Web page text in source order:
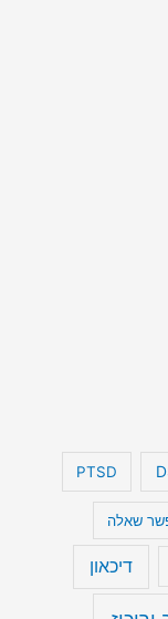
PTSD
שאלה
דיכאון